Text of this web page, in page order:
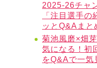
2025-26チャ
「注目選手
ッとQ&Aまと
菊池風磨×畑
気になる！初
をQ&Aで一気